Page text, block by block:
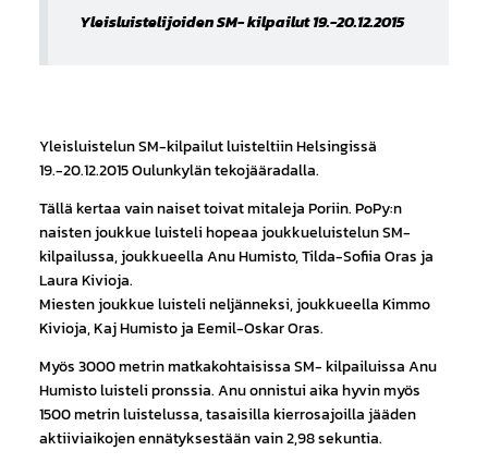
Yleisluistelijoiden SM- kilpailut 19.-20.12.2015
Yleisluistelun SM-kilpailut luisteltiin Helsingissä
19.-20.12.2015 Oulunkylän tekojääradalla.
Tällä kertaa vain naiset toivat mitaleja Poriin. PoPy:n
naisten joukkue luisteli hopeaa joukkueluistelun SM-
kilpailussa, joukkueella Anu Humisto, Tilda-Sofiia Oras ja
Laura Kivioja.
Miesten joukkue luisteli neljänneksi, joukkueella Kimmo
Kivioja, Kaj Humisto ja Eemil-Oskar Oras.
Myös 3000 metrin matkakohtaisissa SM- kilpailuissa Anu
Humisto luisteli pronssia. Anu onnistui aika hyvin myös
1500 metrin luistelussa, tasaisilla kierrosajoilla jääden
aktiiviaikojen ennätyksestään vain 2,98 sekuntia.